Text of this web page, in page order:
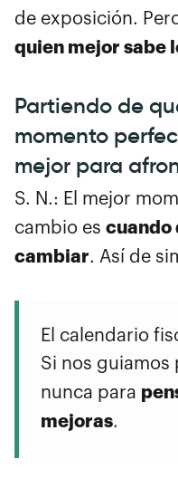
de exposición.
quien mejor sabe
Partiendo de
momento
mejor para
S. N.: El mejor
cambio es cuando
cambiar. Así de
El calendario
Si nos guiamos
nunca para
mejoras.